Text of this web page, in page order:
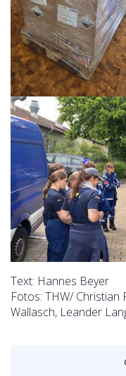
Text: Hannes Beyer
Fotos: THW/ Christian
Wallasch, Leander